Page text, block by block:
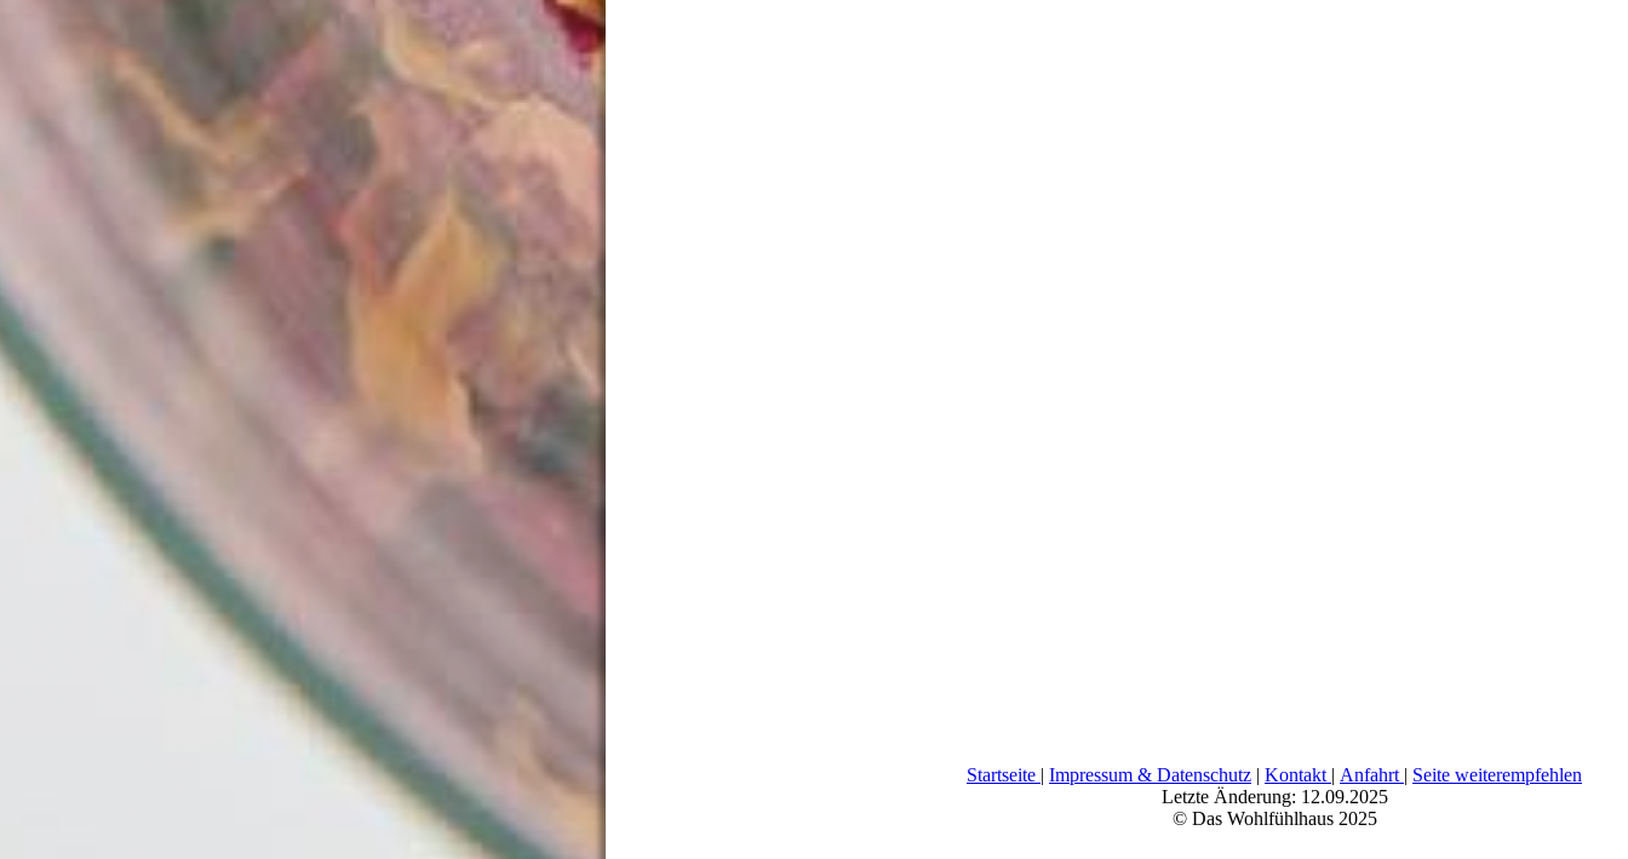
Startseite | Impressum & Datenschutz | Kontakt | Anfahrt | Seite weiterempfehlen
Letzte Änderung: 12.09.2025
© Das Wohlfühlhaus 2025